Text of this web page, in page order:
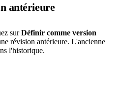
antérieure
surDéfinir comme version
révision antérieure. L'ancienne
l'historique.